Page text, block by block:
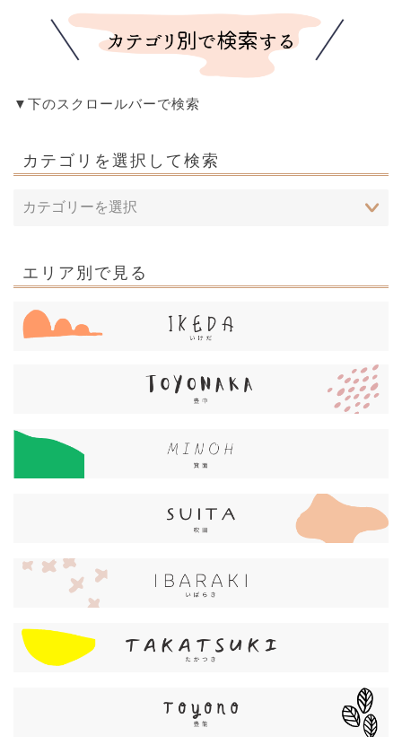
▼下のスクロールバーで検索
カテゴリを選択して検索
エリア別で見る